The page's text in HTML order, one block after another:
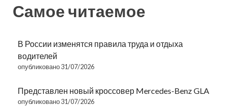
Самое читаемое
В России изменятся правила труда и отдыха
водителей
опубликовано 31/07/2026
Представлен новый кроссовер Mercedes-Benz GLA
опубликовано 31/07/2026